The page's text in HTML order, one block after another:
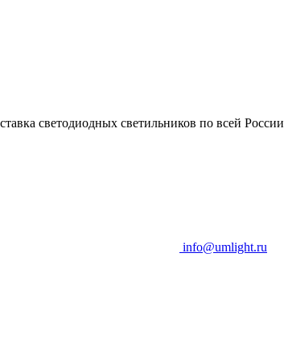
светодиодных светильников по всей России
info@umlight.ru